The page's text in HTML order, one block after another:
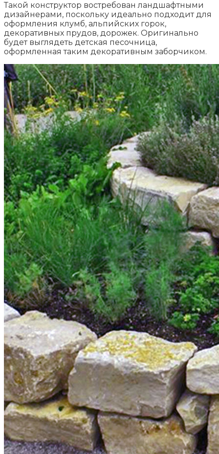
Такой конструктор востребован ландшафтными
дизайнерами, поскольку идеально подходит для
оформления клумб, альпийских горок,
декоративных прудов, дорожек. Оригинально
будет выглядеть детская песочница,
оформленная таким декоративным заборчиком.